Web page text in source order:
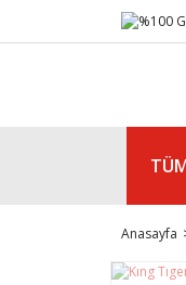
Anasayfa